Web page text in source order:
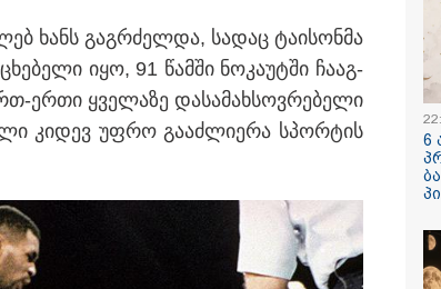
აბურდული
ადვოკატი
15:32 / 06-08-
"მე მათი
მწყურია,
მინდა" -
13:52 / 06-08-
ხანს გაგ­რძელ­და, სა­დაც ტა­ი­სონ­მა
იყო, 91 წამ­ში ნო­კა­უ­ტში ჩა­აგ­
ერთი ყვე­ლა­ზე და­სა­მახ­სოვ­რე­ბე­ლი
კი­დევ უფრო გა­აძ­ლი­ე­რა სპორ­ტის
6